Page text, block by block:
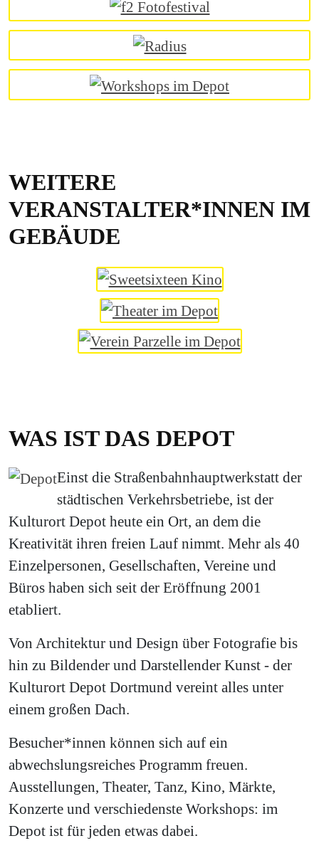
WEITERE
VERANSTALTER*INNEN IM
GEBÄUDE
WAS IST DAS DEPOT
Einst die Straßenbahnhauptwerkstatt der
städtischen Verkehrsbetriebe, ist der
Kulturort Depot heute ein Ort, an dem die
Kreativität ihren freien Lauf nimmt. Mehr als 40
Einzelpersonen, Gesellschaften, Vereine und
Büros haben sich seit der Eröffnung 2001
etabliert.
Von Architektur und Design über Fotografie bis
hin zu Bildender und Darstellender Kunst - der
Kulturort Depot Dortmund vereint alles unter
einem großen Dach.
Besucher*innen können sich auf ein
abwechslungsreiches Programm freuen.
Ausstellungen, Theater, Tanz, Kino, Märkte,
Konzerte und verschiedenste Workshops: im
Depot ist für jeden etwas dabei.